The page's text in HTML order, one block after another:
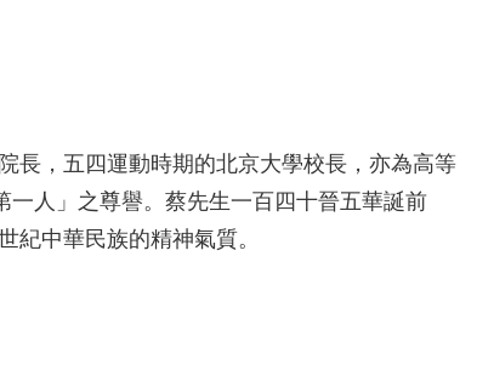
，五四運動時期的北京大學校長，亦為高等
人」之尊譽。蔡先生一百四十晉五華誕前
紀中華民族的精神氣質。